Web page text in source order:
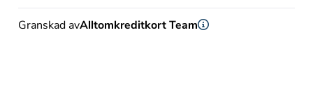
Granskad avAlltomkreditkort Team